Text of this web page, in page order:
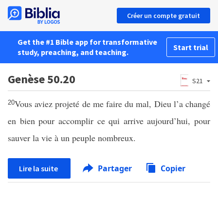
Créer un compte gratuit
Get the #1 Bible app for transformative
study, preaching, and teaching.
Start trial
Genèse 50.20 S21
20Vous aviez projeté de me faire du mal, Dieu l’a changé
en bien pour accomplir ce qui arrive aujourd’hui, pour
sauver la vie à un peuple nombreux.
Lire la suite Partager Copier